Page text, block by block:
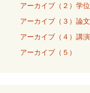
アーカイブ（２）学
アーカイブ（３）論文
アーカイブ（４）講
アーカイブ（５）